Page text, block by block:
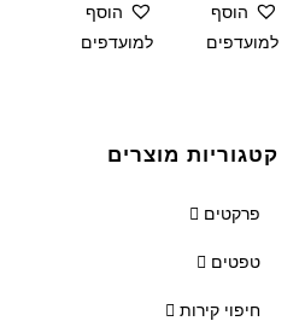
הוסף
למועדפים
הוסף
למועדפים
קטגוריות מוצרים
פרקטים
טפטים
חיפוי קירות